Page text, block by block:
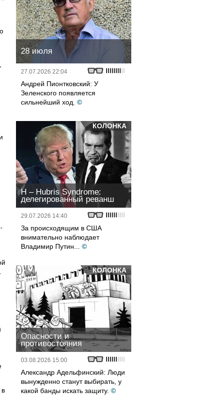
28 июля
27.07.2026 22:04
Андрей Пионтковский: У
Зеленского появляется
сильнейший ход. ©
КОЛОНКА
H – Hubris Syndrome:
делегированный реванш
29.07.2026 14:40
За происходящим в США
внимательно наблюдает
Владимир Путин...
©
КОЛОНКА
Опасности и
противостояния
03.08.2026 15:00
Александр Адельфинский: Люди
вынужденно станут выбирать, у
какой банды искать защиту. ©